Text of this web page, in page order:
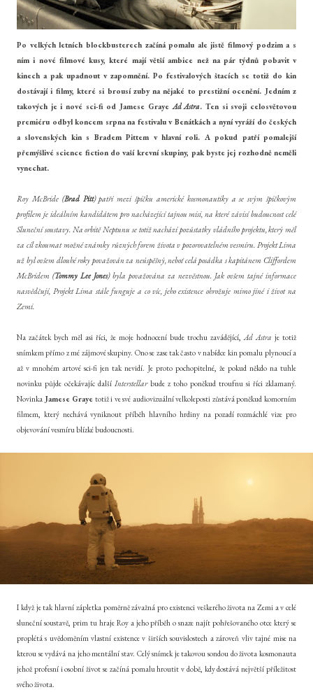
Po velkých letních blockbusterech začíná pomalu ale jistě filmový podzim a s
ním i nové filmové kusy, které mají větší ambice než na pár týdnů pobavit v
kinech a pak upadnout v zapomnění. Po festivalových štacích se totiž do kin
dostávají i filmy, které si brousí zuby na nějaké to prestižní ocenění. Jedním z
takových je i nové sci-fi od Jamese GrayeAd Astra. Ten si svoji celosvětovou
premiéru odbyl koncem srpna na festivalu v Benátkách a nyní vyráží do českých
a slovenských kin s Bradem Pittem v hlavní roli. A pokud patří pomalejší
přemýšlivé science fiction do vaší krevní skupiny, pak byste jej rozhodně neměli
vynechat.
Roy McBride (Brad Pitt) patří mezi špičku americké kosmonautiky a se svým špičkovým
profilem je ideálním kandidátem pro nacházející tajnou misi, na které závisí budoucnost celé
Sluneční soustavy. Na orbitě Neptunu se totiž nachází pozůstatky vládního projektu, který měl
za cíl zkoumat možné známky různých forem života v pozorovatelném vesmíru. Projekt Lima
už byl ovšem dlouhé roky považován za neúspěšný, neboť celá posádka s kapitánem Cliffordem
McBridem (Tommy Lee Jones) byla považována za nezvěstnou. Jak ovšem tajné informace
nasvědčují, Projekt Lima stále funguje a co víc, jeho existence ohrožuje mimo jiné i život na
Zemi.
Na začátek bych měl asi říci, že moje hodnocení bude trochu zavádějící,Ad Astra je totiž
snímkem přímo z mé zájmové skupiny. Ono se zase tak často v nabídce kin pomalu plynoucí a
až v mnohém artové sci-fi jen tak nevidí. Je proto pochopitelné, že pokud někdo na tuhle
novinku půjde očekávajíc další Interstellarbude z toho poněkud troufnu si říci zklamaný.
Novinka Jamese Graye totiž i ve své audiovizuální velkoleposti zůstává poněkud komorním
filmem, který nechává vyniknout příběh hlavního hrdiny na pozadí rozmáchlé vize pro
objevování vesmíru blízké budoucnosti.
I když je tak hlavní zápletka poměrně závažná pro existenci veškerého života na Zemi a v celé
sluneční soustavě, prim tu hraje Roy a jeho příběh o snaze najít pohřešovaného otce který se
proplétá s uvědoměním vlastní existence v širších souvislostech a zároveň vliv tajné mise na
kterou se vydává na jeho mentální stav. Celý snímek je takovou sondou do života kosmonauta
jehož profesní i osobní život se začíná pomalu hroutit v době, kdy dostává největší příležitost
svého života.